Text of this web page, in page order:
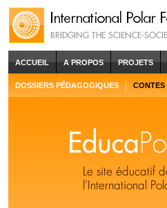
ACCUEIL A PROPOS PROJETS
DOSSIERS PÉDAGOGIQUES CONTES